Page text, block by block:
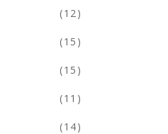
(12)
(15)
(15)
(11)
(14)